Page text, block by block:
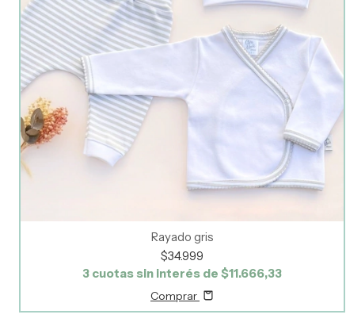
Rayado gris
$34.999
3 cuotas sin interés de $11.666,33
Comprar